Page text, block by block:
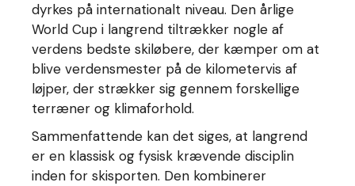
dyrkes på internationalt niveau. Den årlige
World Cup i langrend tiltrækker nogle af
verdens bedste skiløbere, der kæmper om at
blive verdensmester på de kilometervis af
løjper, der strækker sig gennem forskellige
terræner og klimaforhold.
Sammenfattende kan det siges, at langrend
er en klassisk og fysisk krævende disciplin
inden for skisporten. Den kombinerer